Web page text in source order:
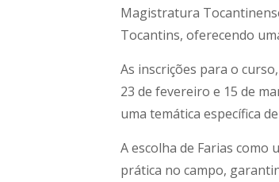
Magistratura
Tocantins, oferecendo
As inscrições para o
23 de fevereiro e 15 de
uma temática específica
A escolha de Farias
prática no campo,